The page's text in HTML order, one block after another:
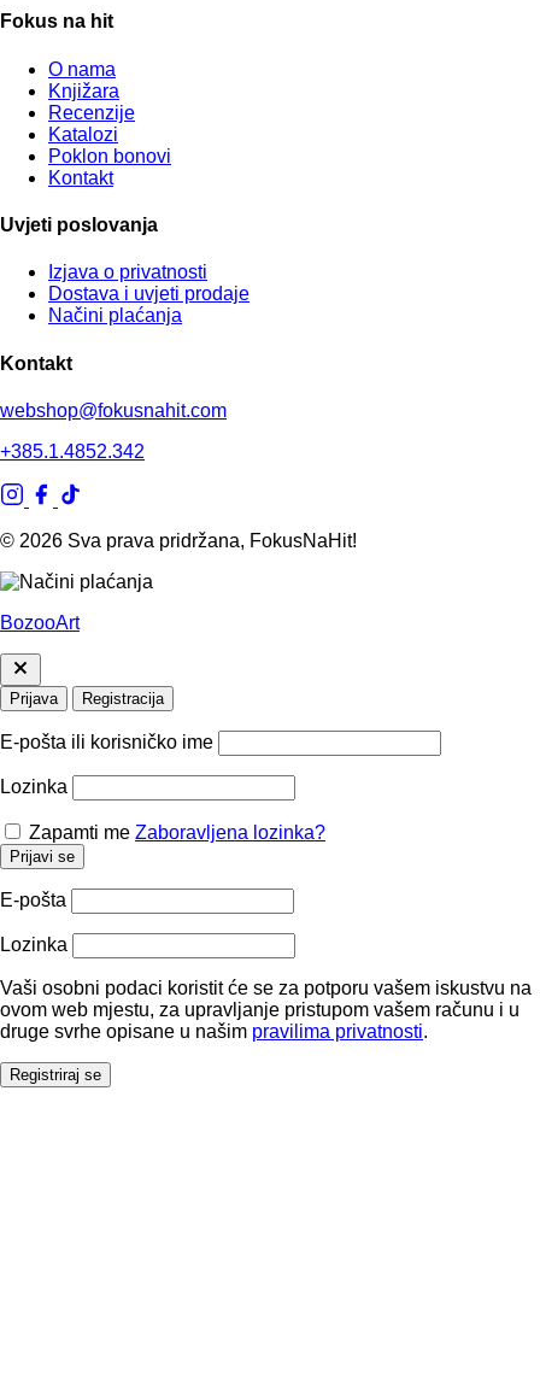
Fokus na hit
O nama
Knjižara
Recenzije
Katalozi
Poklon bonovi
Kontakt
Uvjeti poslovanja
Izjava o privatnosti
Dostava i uvjeti prodaje
Načini plaćanja
Kontakt
webshop@fokusnahit.com
+385.1.4852.342
© 2026 Sva prava pridržana, FokusNaHit!
BozooArt
Prijava Registracija
E-pošta ili korisničko ime
Lozinka
Zapamti me Zaboravljena lozinka?
Prijavi se
E-pošta
Lozinka
Vaši osobni podaci koristit će se za potporu vašem iskustvu na
ovom web mjestu, za upravljanje pristupom vašem računu i u
druge svrhe opisane u našim pravilima privatnosti.
Registriraj se